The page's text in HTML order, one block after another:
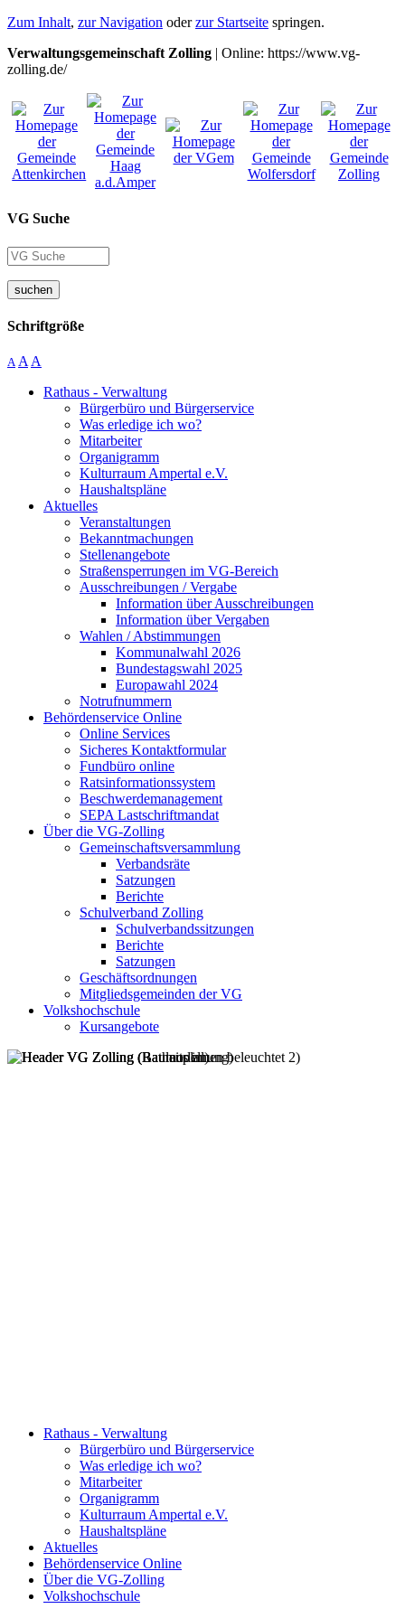
Zum Inhalt, zur Navigation oderzur Startseite springen.
Verwaltungsgemeinschaft Zolling | Online: https://www.vg-
zolling.de/
VG Suche
suchen
Schriftgröße
A A A
Rathaus - Verwaltung
Bürgerbüro und Bürgerservice
Was erledige ich wo?
Mitarbeiter
Organigramm
Kulturraum Ampertal e.V.
Haushaltspläne
Aktuelles
Veranstaltungen
Bekanntmachungen
Stellenangebote
Straßensperrungen im VG-Bereich
Ausschreibungen / Vergabe
Information über Ausschreibungen
Information über Vergaben
Wahlen / Abstimmungen
Kommunalwahl 2026
Bundestagswahl 2025
Europawahl 2024
Notrufnummern
Behördenservice Online
Online Services
Sicheres Kontaktformular
Fundbüro online
Ratsinformationssystem
Beschwerdemanagement
SEPA Lastschriftmandat
Über die VG-Zolling
Gemeinschaftsversammlung
Verbandsräte
Satzungen
Berichte
Schulverband Zolling
Schulverbandssitzungen
Berichte
Satzungen
Geschäftsordnungen
Mitgliedsgemeinden der VG
Volkshochschule
Kursangebote
Rathaus - Verwaltung
Bürgerbüro und Bürgerservice
Was erledige ich wo?
Mitarbeiter
Organigramm
Kulturraum Ampertal e.V.
Haushaltspläne
Aktuelles
Behördenservice Online
Über die VG-Zolling
Volkshochschule